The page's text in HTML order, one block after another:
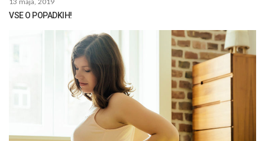
VSE O POPADKIH!